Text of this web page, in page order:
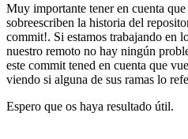
Muy importante tener en cuenta que
sobreescriben la historia del
commit!. Si estamos trabajando en
nuestro remoto no hay ningún
este commit tened en cuenta que
viendo si alguna de sus ramas lo
Espero que os haya resultado útil.